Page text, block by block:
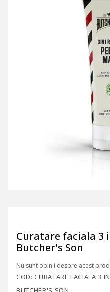
Curatare faciala 3
Butcher's Son
Nu sunt opinii despre acest
COD: CURATARE FACIALA 3